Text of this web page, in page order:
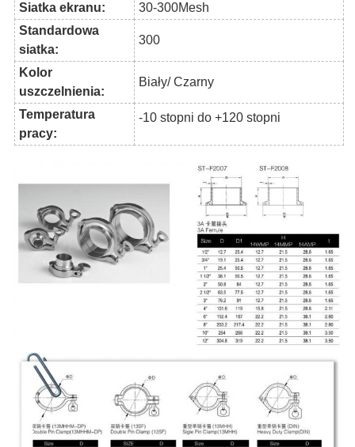
Siatka ekranu:
30-300Mesh
Standardowa
siatka:
300
Kolor
uszczelnienia:
Biały/ Czarny
Temperatura
pracy:
-10 stopni do +120 stopni